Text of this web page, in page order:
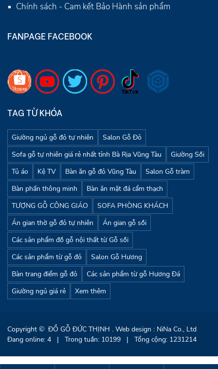
Chính sách - Cam kết Bảo Hành sản phẩm
FANPAGE FACEBOOK
TAG TỪ KHÓA
Giường ngủ gỗ đỏ tự nhiên
Salon Gỗ Đỏ
Sofa gỗ tự nhiên giá rẻ nhất tỉnh Bà Rịa Vũng Tàu
Giường Sồi
Tủ áo
Kệ TV Bàn ăn gỗ đỏ Vũng Tàu
Salon Gỗ tràm
Bàn phấn thông minh
Bàn ăn mặt đá cẩm thạch
TƯỢNG GỖ CÔNG GIÁO
SOFA PHÒNG KHÁCH
Án gian thờ gỗ đỏ tự nhiên
Án gian gỗ sồi
Các sản phẩm đồ gỗ nội thất từ Gỗ sồi
Các sản phẩm từ gỗ đỏ
Salon Gỗ Hương
Bàn trang điểm gỗ đỏ
Các sản phẩm từ gỗ Hương Đá
Giường ngủ giá rẻ
Xem thêm
Copyright © ĐỒ GỖ ĐỨC THỊNH . Web design : NiNa Co., Ltd
Đang online: 4
| Trong tuần: 10199 | Tổng cộng: 1231214